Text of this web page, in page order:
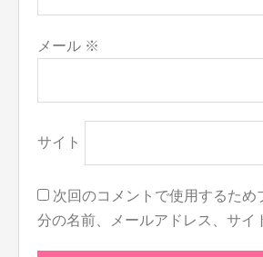
メール ※
サイト
次回のコメントで使用するため
分の名前、メールアドレス、サイ